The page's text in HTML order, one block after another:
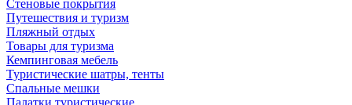
Стеновые покрытия
Путешествия и туризм
Пляжный отдых
Товары для туризма
Кемпинговая мебель
Туристические шатры, тенты
Спальные мешки
Палатки туристические